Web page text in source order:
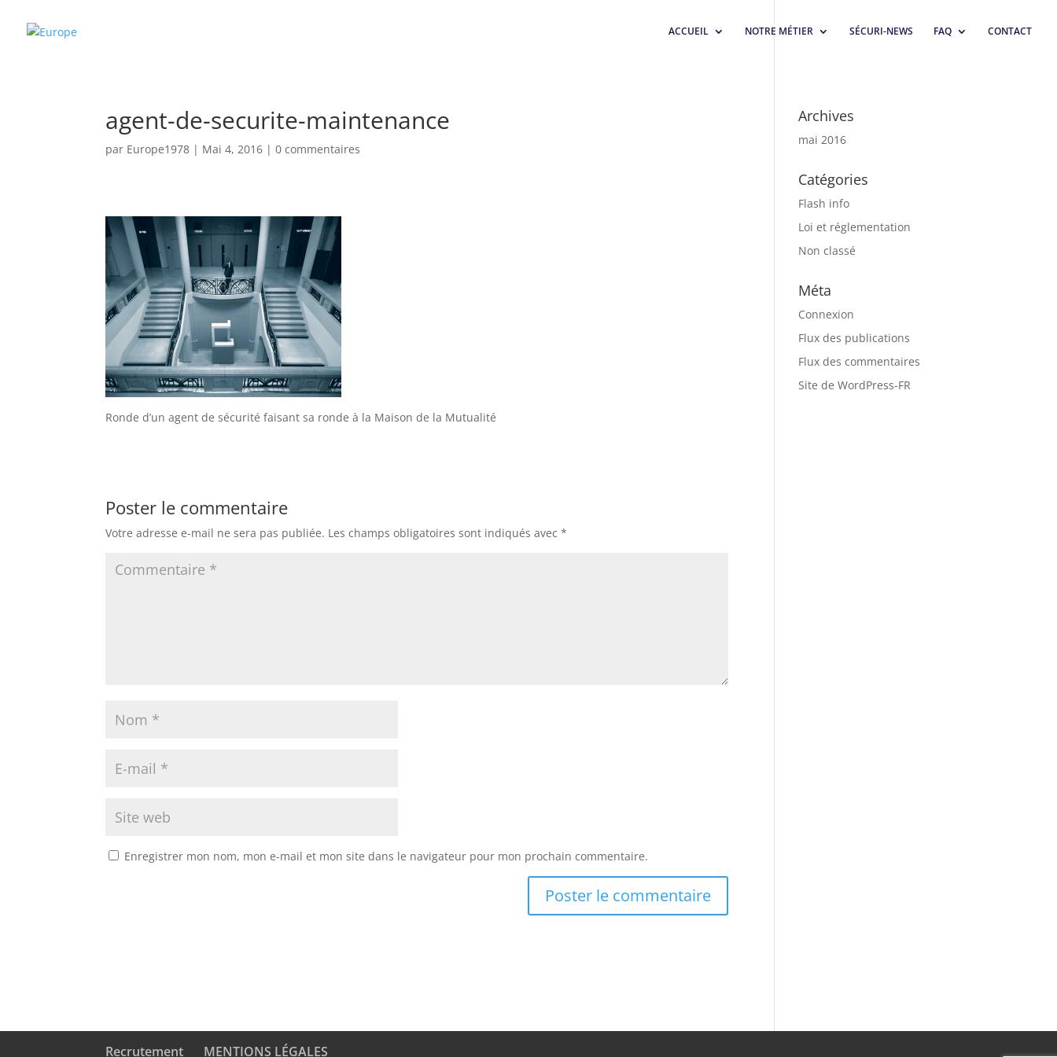
ACCUEIL NOTRE MÉTIER SÉCURI-NEWS FAQ CONTACT
agent-de-securite-maintenance
par Europe1978 | Mai 4, 2016 |0 commentaires
Ronde d’un agent de sécurité faisant sa ronde à la Maison de la Mutualité
Poster le commentaire
Votre adresse e-mail ne sera pas publiée. Les champs obligatoires sont indiqués avec*
Enregistrer mon nom, mon e-mail et mon site dans le navigateur pour mon prochain commentaire.
Archives
mai 2016
Catégories
Flash info
Loi et réglementation
Non classé
Méta
Connexion
Flux des publications
Flux des commentaires
Site de WordPress-FR
Recrutement MENTIONS LÉGALES